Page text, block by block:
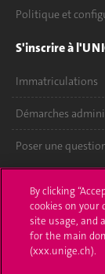
Politique et
S'inscrire à
Immatriculations
Démarches
Poser une
UNIGE Mobile
Médias
By clicking
cookies on your
site usage, and
for the main
(xxx.unige.ch).